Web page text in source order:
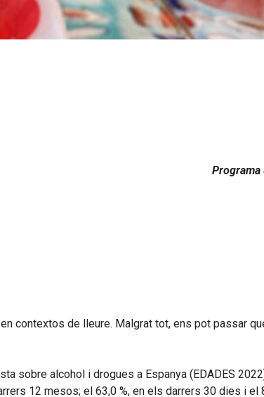
Programa
contextos de lleure. Malgrat tot, ens pot passar
sobre alcohol i drogues a Espanya (EDADES
12 mesos; el 63,0 %, en els darrers 30 dies i el